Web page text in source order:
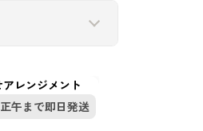
レンジメント
正午まで即日発送